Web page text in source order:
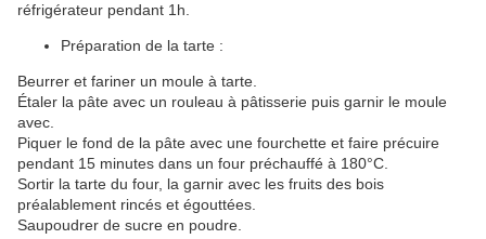
réfrigérateur pendant 1h.
Préparation de la tarte :
Beurrer et fariner un moule à tarte.
Étaler la pâte avec un rouleau à pâtisserie puis garnir le moule
avec.
Piquer le fond de la pâte avec une fourchette et faire précuire
pendant 15 minutes dans un four préchauffé à 180°C.
Sortir la tarte du four, la garnir avec les fruits des bois
préalablement rincés et égouttées.
Saupoudrer de sucre en poudre.